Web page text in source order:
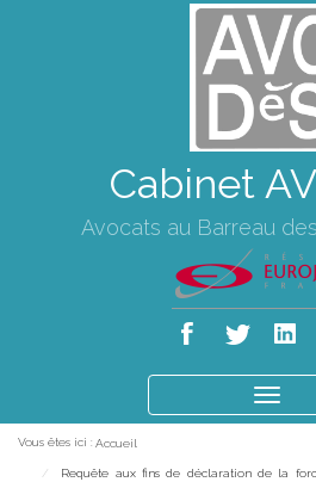
Cabinet
Avocats au Barreau
le
Vous êtes ici : Accueil
Requête aux fins de déclaration de la